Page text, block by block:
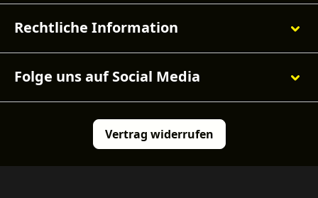
Rechtliche Information
Folge uns auf Social Media
Vertrag widerrufen